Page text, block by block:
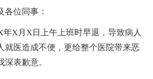
各位同事：
月X日上午上班时早退，导致病人
就医造成不便，更给整个医院带来恶
表歉意。